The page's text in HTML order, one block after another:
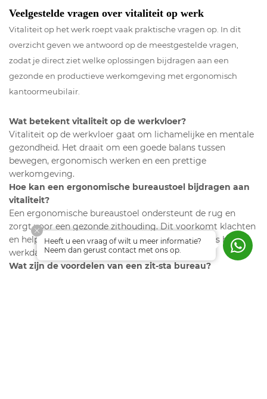
Veelgestelde vragen over vitaliteit op werk
Vitaliteit op het werk roept vaak praktische vragen op. In dit
overzicht geven we antwoord op de meestgestelde vragen,
zodat je direct ziet welke oplossingen bijdragen aan een
gezonde en productieve werkomgeving met ergonomisch
kantoormeubilair.
Wat betekent vitaliteit op de werkvloer?
Vitaliteit op de werkvloer gaat om lichamelijke en mentale
gezondheid. Het draait om een goede balans tussen
bewegen, ergonomisch werken en een prettige
werkomgeving.
Hoe kan een ergonomische bureaustoel bijdragen aan
vitaliteit?
Een ergonomische bureaustoel ondersteunt de rug en
zorgt voor een gezonde zithouding. Dit voorkomt klachten
en helpt medewerkers energieker te blijven tijdens hun
werkdag.
Wat zijn de voordelen van een zit-sta bureau?
Heeft u een vraag of wilt u meer informatie?
Neem dan gerust contact met ons op.